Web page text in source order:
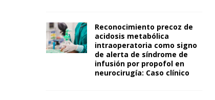
Reconocimiento precoz de
acidosis metabólica
intraoperatoria como signo
de alerta de síndrome de
infusión por propofol en
neurocirugía: Caso clínico